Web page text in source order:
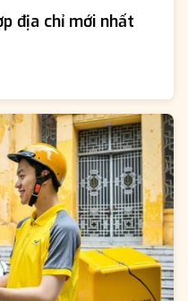
địa chỉ mới nhất